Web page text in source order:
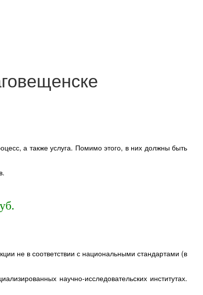
а также услуга. Помимо этого, в них должны быть
не в соответствии с национальными стандартами (в
научно-исследовательских институтах.